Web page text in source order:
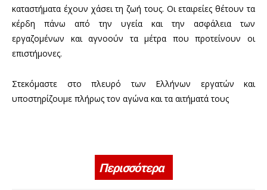
καταστήματα έχουν χάσει τη ζωή τους. Οι εταιρείες θέτουν τα
κέρδη πάνω από την υγεία και την ασφάλεια των
εργαζομένων και αγνοούν τα μέτρα που προτείνουν οι
επιστήμονες.
Στεκόμαστε στο πλευρό των Ελλήνων εργατών και
υποστηρίζουμε πλήρως τον αγώνα και τα αιτήματά τους
Περισσότερα